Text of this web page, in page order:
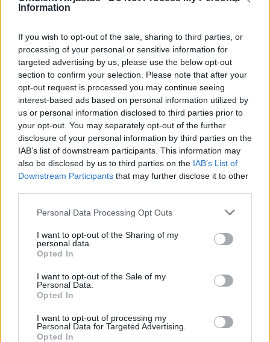
Information
If you wish to opt-out of the sale, sharing to third parties, or
processing of your personal or sensitive information for
targeted advertising by us, please use the below opt-out
section to confirm your selection. Please note that after your
opt-out request is processed you may continue seeing
interest-based ads based on personal information utilized by
us or personal information disclosed to third parties prior to
your opt-out. You may separately opt-out of the further
disclosure of your personal information by third parties on the
IAB’s list of downstream participants. This information may
also be disclosed by us to third parties on the IAB’s List of
Downstream Participants that may further disclose it to other
Personal Data Processing Opt Outs
I want to opt-out of the Sharing of my
personal data.
Opted In
I want to opt-out of the Sale of my
Personal Data.
Opted In
I want to opt-out of processing my
Personal Data for Targeted Advertising.
Opted In
Naisteleht on igal kolmapäeval ilmuv
praktiline naisteajakiri, mille kõrval on
tervise- moe- ja ilusoovitusi jagav portaal
naisteleht.ee. Naistelehest leiab nii
inspireerivaid persoonilugusid kui ka
hulganisti nõuandeid ja nippe, kuidas argielu
lihtsamalt korraldada.
Telli Naisteleht»
Avalda reklaam »
Naisteleht on väga laia teemade ringiga väljaanne – kirjutame
kõigest, mis naisele igapäevaselt korda läheb. Olgu selleks
moe- ja ilusoovitused, testid ning soodsad ja tervislikud retseptid
on aastatega saanud lugejate iganädalasteks kaaslasteks. Kui
sisustamiseks, saabki lugeja paketi, mis aitab iga päev lihtsamalt,
tõhusamalt ja lõbusamalt elada.